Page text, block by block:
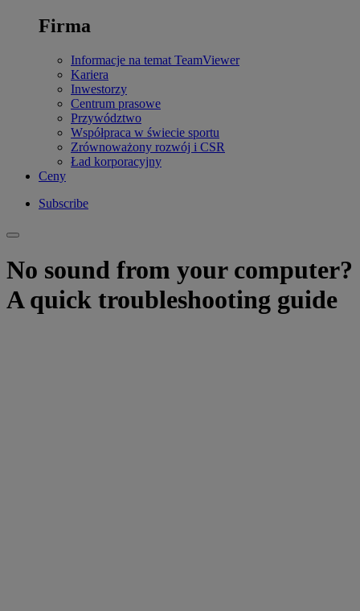
Firma
Informacje na temat TeamViewer
Kariera
Inwestorzy
Centrum prasowe
Przywództwo
Współpraca w świecie sportu
Zrównoważony rozwój i CSR
Ład korporacyjny
Ceny
Subscribe
No sound from your computer?
A quick troubleshooting guide